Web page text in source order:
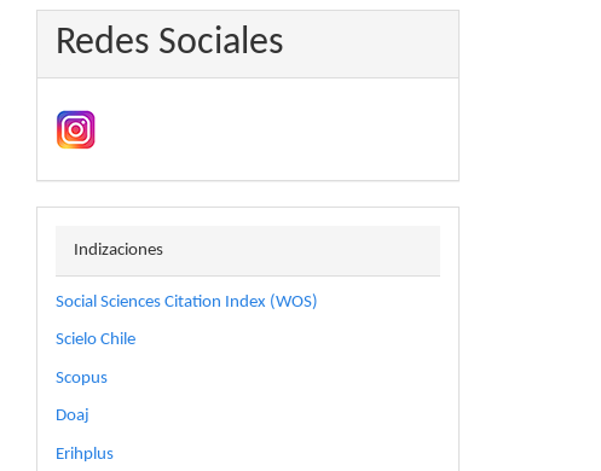
Redes Sociales
indizaciones
Indizaciones
Social Sciences Citation Index (WOS)
Scielo Chile
Scopus
Doaj
Erihplus